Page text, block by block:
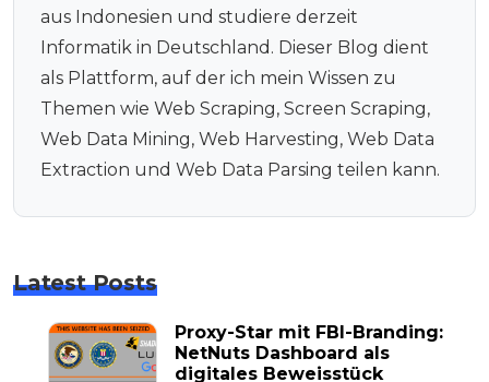
aus Indonesien und studiere derzeit
Informatik in Deutschland. Dieser Blog dient
als Plattform, auf der ich mein Wissen zu
Themen wie Web Scraping, Screen Scraping,
Web Data Mining, Web Harvesting, Web Data
Extraction und Web Data Parsing teilen kann.
Latest Posts
Proxy-Star mit FBI-Branding:
NetNuts Dashboard als
digitales Beweisstück